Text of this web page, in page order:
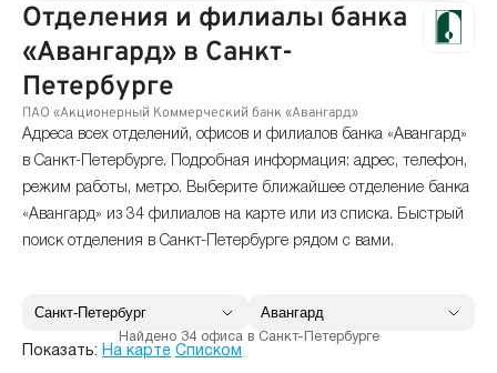
Отделения и филиалы банка
«Авангард» в Санкт-
Петербурге
ПАО «Акционерный Коммерческий банк «Авангард»
Адреса всех отделений, офисов и филиалов банка «Авангард»
в Санкт-Петербурге. Подробная информация: адрес, телефон,
режим работы, метро. Выберите ближайшее отделение банка
«Авангард» из 34 филиалов на карте или из списка. Быстрый
поиск отделения в Санкт-Петербурге рядом с вами.
Найдено 34 офиса в Санкт-Петербурге
Показать: На карте Списком